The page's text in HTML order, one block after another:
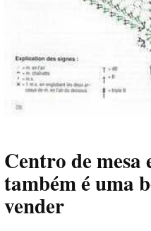
Centro de mesa
também é uma
vender